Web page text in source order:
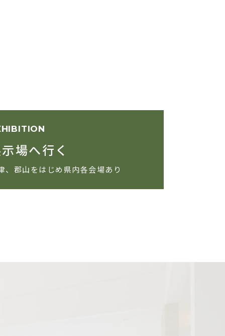
場へ行く
、郡山をはじめ県内各会場あり